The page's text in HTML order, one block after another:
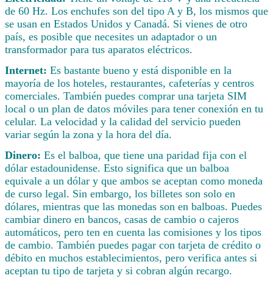
de 60 Hz. Los enchufes son del tipo A y B, los mismos que
se usan en Estados Unidos y Canadá. Si vienes de otro
país, es posible que necesites un adaptador o un
transformador para tus aparatos eléctricos.
Internet: Es bastante bueno y está disponible en la
mayoría de los hoteles, restaurantes, cafeterías y centros
comerciales. También puedes comprar una tarjeta SIM
local o un plan de datos móviles para tener conexión en tu
celular. La velocidad y la calidad del servicio pueden
variar según la zona y la hora del día.
Dinero: Es el balboa, que tiene una paridad fija con el
dólar estadounidense. Esto significa que un balboa
equivale a un dólar y que ambos se aceptan como moneda
de curso legal. Sin embargo, los billetes son solo en
dólares, mientras que las monedas son en balboas. Puedes
cambiar dinero en bancos, casas de cambio o cajeros
automáticos, pero ten en cuenta las comisiones y los tipos
de cambio. También puedes pagar con tarjeta de crédito o
débito en muchos establecimientos, pero verifica antes si
aceptan tu tipo de tarjeta y si cobran algún recargo.